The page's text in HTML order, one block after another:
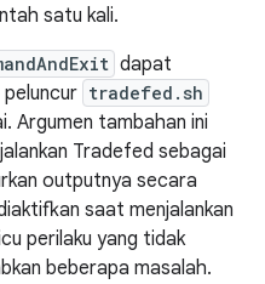
satu kali.
dapat
tradefed.sh
Argumen tambahan ini
Tradefed sebagai
outputnya secara
saat menjalankan
perilaku yang tidak
beberapa masalah.